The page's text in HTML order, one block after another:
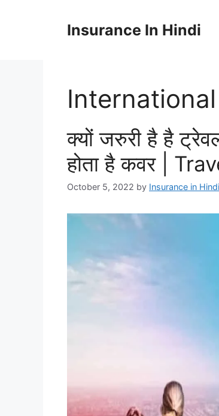
Insurance In Hindi
क्यों जरुरी है है
होता है कवर |
October 5, 2022 by Insurance in Hindi